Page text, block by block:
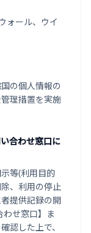
ォール、ウイ
の個人情報の
理措置を実施
合わせ窓口に
等(利用目的
、利用の停止
提供記録の開
わせ窓口】ま
認した上で、